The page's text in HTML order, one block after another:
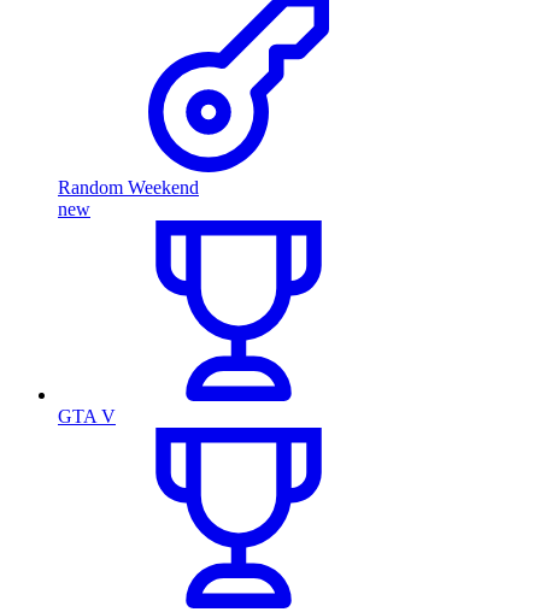
Random Weekend
new
GTA V